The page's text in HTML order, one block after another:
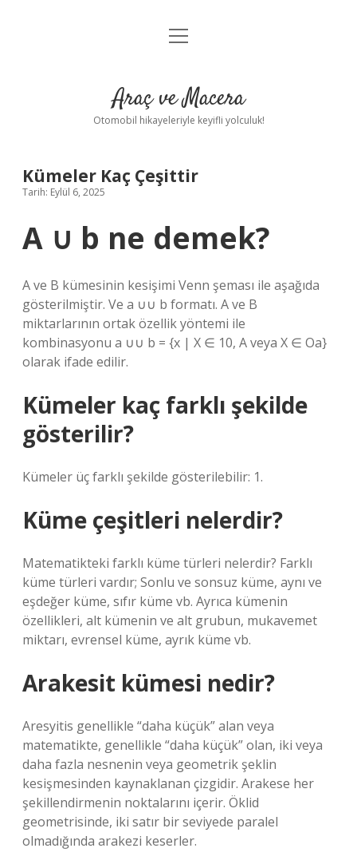
Anasayfa
Yasal Uyarı
menüyü
Araç ve Macera
Otomobil hikayeleriyle keyifli yolculuk!
Kümeler Kaç Çeşittir
Tarih: Eylül 6, 2025
A ∪ b ne demek?
A ve B kümesinin kesişimi Venn şeması ile aşağıda
gösterilmiştir. Ve a ∪∪ b formatı. A ve B
miktarlarının ortak özellik yöntemi ile
kombinasyonu a ∪∪ b = {x | X ∈ 10, A veya X ∈ Oa}
olarak ifade edilir.
Kümeler kaç farklı şekilde
gösterilir?
Kümeler üç farklı şekilde gösterilebilir: 1.
Küme çeşitleri nelerdir?
Matematikteki farklı küme türleri nelerdir? Farklı
küme türleri vardır; Sonlu ve sonsuz küme, aynı ve
eşdeğer küme, sıfır küme vb. Ayrıca kümenin
özellikleri, alt kümenin ve alt grubun, mukavemet
miktarı, evrensel küme, ayrık küme vb.
Arakesit kümesi nedir?
Aresyitis genellikle “daha küçük” alan veya
matematikte, genellikle “daha küçük” olan, iki veya
daha fazla nesnenin veya geometrik şeklin
kesişmesinden kaynaklanan çizgidir. Arakese her
şekillendirmenin noktalarını içerir. Öklid
geometrisinde, iki satır bir seviyede paralel
olmadığında arakezi keserler.